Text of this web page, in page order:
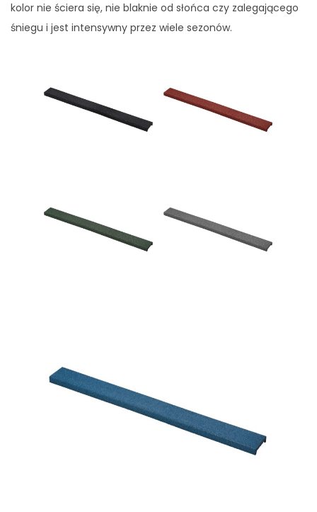
kolor nie ściera się, nie blaknie od słońca czy zalegającego
śniegu i jest intensywny przez wiele sezonów.